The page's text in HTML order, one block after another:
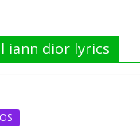
iann dior lyrics